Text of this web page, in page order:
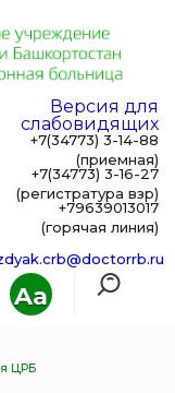
Aa
Версия для
слабовидящих
+7(34773) 3-14-88
(приемная)
+7(34773) 3-16-27
(регистратура взр)
+79639013017
(горячая линия)
ЦРБ